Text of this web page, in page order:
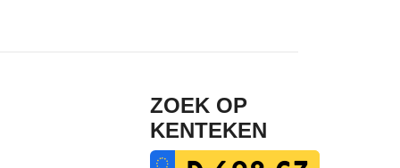
ZOEK OP
KENTEKEN